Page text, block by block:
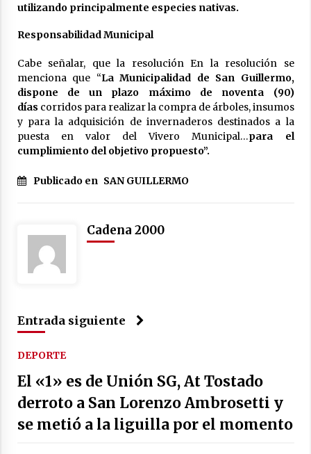
utilizando principalmente especies nativas.
Responsabilidad Municipal
Cabe señalar, que la resolución En la resolución se
menciona que “La Municipalidad de San Guillermo,
dispone de un plazo máximo de noventa (90)
días corridos para realizar la compra de árboles, insumos
y para la adquisición de invernaderos destinados a la
puesta en valor del Vivero Municipal…para el
cumplimiento del objetivo propuesto”.
Publicado en SAN GUILLERMO
Cadena 2000
Entrada siguiente
DEPORTE
El «1» es de Unión SG, At Tostado
derroto a San Lorenzo Ambrosetti y
se metió a la liguilla por el momento